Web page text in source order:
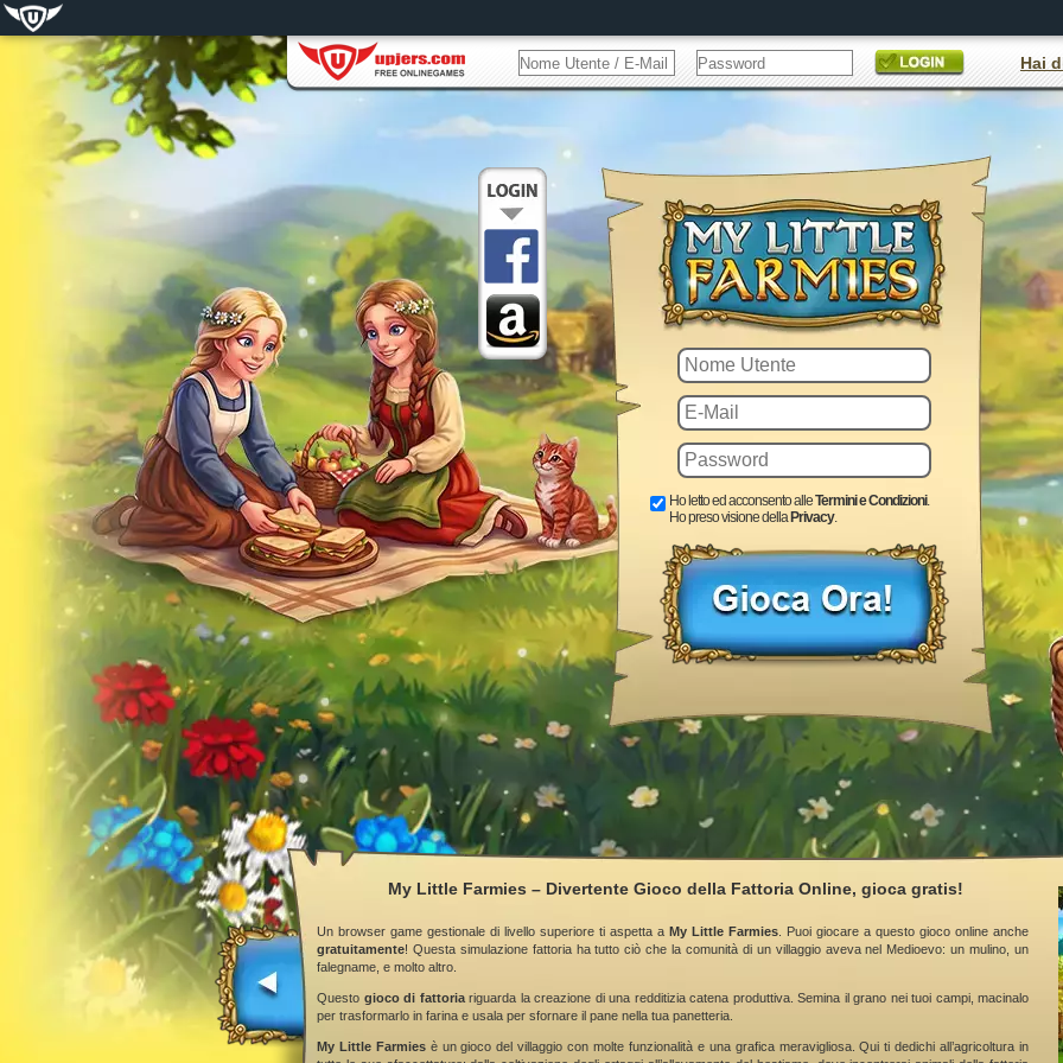
Ho letto ed acconsento alleTermini e Condizioni.
Ho preso visione della Privacy.
Hai
My Little Farmies – Divertente Gioco della Fattoria Online, gioca gratis!
Un browser game gestionale di livello superiore ti aspetta a My Little Farmies . Puoi giocare a questo gioco online anche
gratuitamente! Questa simulazione fattoria ha tutto ciò che la comunità di un villaggio aveva nel Medioevo: un mulino, un
falegname, e molto altro.
Questo gioco di fattoriariguarda la creazione di una redditizia catena produttiva. Semina il grano nei tuoi campi, macinalo
per trasformarlo in farina e usala per sfornare il pane nella tua panetteria.
My Little Farmiesè un gioco del villaggio con molte funzionalità e una grafica meravigliosa. Qui ti dedichi all’agricoltura in